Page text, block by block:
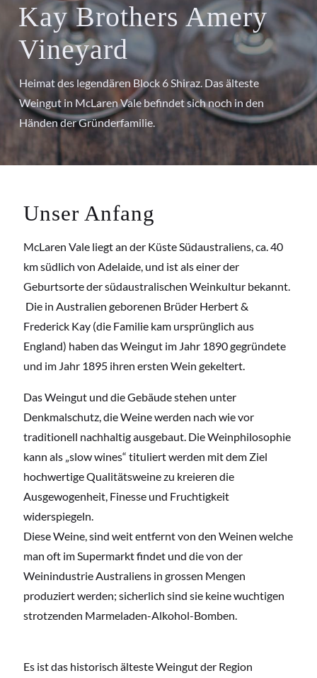
Kay Brothers Amery
Vineyard
Heimat des legendären Block 6 Shiraz. Das älteste
Weingut in McLaren Vale befindet sich noch in den
Händen der Gründerfamilie.
Unser Anfang
McLaren Vale liegt an der Küste Südaustraliens, ca. 40
km südlich von Adelaide, und ist als einer der
Geburtsorte der südaustralischen Weinkultur bekannt.
Die in Australien geborenen Brüder Herbert &
Frederick Kay (die Familie kam ursprünglich aus
England) haben das Weingut im Jahr 1890 gegründete
und im Jahr 1895 ihren ersten Wein gekeltert.
Das Weingut und die Gebäude stehen unter
Denkmalschutz, die Weine werden nach wie vor
traditionell nachhaltig ausgebaut. Die Weinphilosophie
kann als „slow wines“ tituliert werden mit dem Ziel
hochwertige Qualitätsweine zu kreieren die
Ausgewogenheit, Finesse und Fruchtigkeit
widerspiegeln.
Diese Weine, sind weit entfernt von den Weinen welche
man oft im Supermarkt findet und die von der
Weinindustrie Australiens in grossen Mengen
produziert werden; sicherlich sind sie keine wuchtigen
strotzenden Marmeladen-Alkohol-Bomben.
Es ist das historisch älteste Weingut der Region